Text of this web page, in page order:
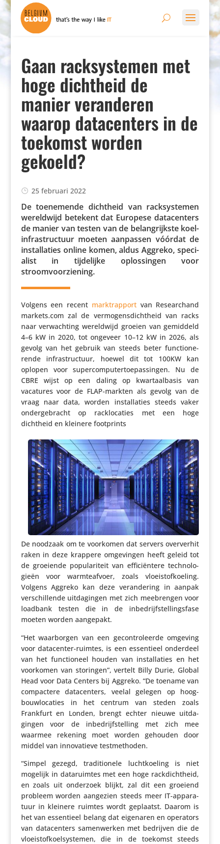
Gaan racksystemen met
hoge dichtheid de
manier veranderen
waarop datacenters in de
toekomst worden
gekoeld?
25 februari 2022
De toene­mende dichtheid van rack­sys­temen
wereld­wijd betekent dat Europese data­cen­ters
de manier van testen van de belang­rijkste koel­
in­fra­struc­tuur moeten aanpassen vóórdat de
instal­la­ties online komen, aldus Aggreko, speci­
a­list in tijde­lijke oplos­singen voor
stroomvoorziening.
Volgens een recent markt­rap­portvan Researchand​
mar​kets​.com zal de vermo­gens­dicht­heid van racks
naar verwach­ting wereld­wijd groeien van gemiddeld
4–6 kW in 2020, tot ongeveer 10–12 kW in 2026, als
gevolg van het gebruik van steeds beter func­ti­o­ne­
rende infra­struc­tuur, hoewel dit tot 100KW kan
oplopen voor super­com­pu­ter­toe­pas­singen. Nu de
CBRE wijst op een daling op kwar­taal­basis van
vacatures voor de FLAP-markten als gevolg van de
vraag naar data, worden instal­la­ties steeds vaker
onder­ge­bracht op rack­lo­ca­ties met een hoge
dichtheid en kleinere footprints
De noodzaak om te voorkomen dat servers over­verhit
raken in deze krappere omge­vingen heeft geleid tot
de groeiende popu­la­ri­teit van effi­ci­ën­tere tech­no­lo­
gieën voor warm­te­af­voer, zoals vloei­stof­koe­ling.
Volgens Aggreko kan deze veran­de­ring in aanpak
verschil­lende uitda­gingen met zich meebrengen voor
loadbank testen die in de inbe­drijf­stel­lings­fase
moeten worden aangepakt.
“Het waar­borgen van een gecon­tro­leerde omgeving
voor data­center-ruimtes, is een essen­tieel onderdeel
van het func­ti­o­neel houden van instal­la­ties en het
voorkomen van storingen”, vertelt Billy Durie, Global
Head voor Data Centers bij Aggreko. “De toename van
compac­tere data­cen­ters, veelal gelegen op hoog­
bouw­lo­ca­ties in het centrum van steden zoals
Frankfurt en Londen, brengt echter nieuwe uitda­
gingen voor de inbe­drijf­stel­ling met zich mee
waarmee rekening moet worden gehouden door
middel van inno­va­tieve testmethoden.
“Simpel gezegd, tradi­ti­o­nele lucht­koe­ling is niet
mogelijk in data­ruimtes met een hoge rack­dicht­heid,
en zoals uit onderzoek blijkt, zal dit een groeiend
probleem worden aangezien steeds meer IT-appa­ra­
tuur in kleinere ruimtes wordt geplaatst. Daarom is
het van essen­tieel belang dat eigenaren en operators
van data­cen­ters samen­werken met bedrijven die de
vloei­stof­koel­sys­temen, die in de toekomst steeds